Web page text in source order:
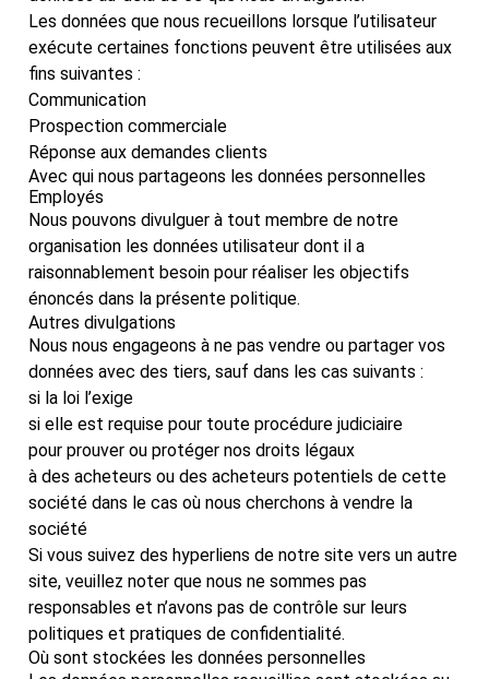
Les données que nous recueillons lorsque l’utilisateur
exécute certaines fonctions peuvent être utilisées aux
fins suivantes :
Communication
Prospection commerciale
Réponse aux demandes clients
Avec qui nous partageons les données personnelles
Employés
Nous pouvons divulguer à tout membre de notre
organisation les données utilisateur dont il a
raisonnablement besoin pour réaliser les objectifs
énoncés dans la présente politique.
Autres divulgations
Nous nous engageons à ne pas vendre ou partager vos
données avec des tiers, sauf dans les cas suivants :
si la loi l’exige
si elle est requise pour toute procédure judiciaire
pour prouver ou protéger nos droits légaux
à des acheteurs ou des acheteurs potentiels de cette
société dans le cas où nous cherchons à vendre la
société
Si vous suivez des hyperliens de notre site vers un autre
site, veuillez noter que nous ne sommes pas
responsables et n’avons pas de contrôle sur leurs
politiques et pratiques de confidentialité.
Où sont stockées les données personnelles